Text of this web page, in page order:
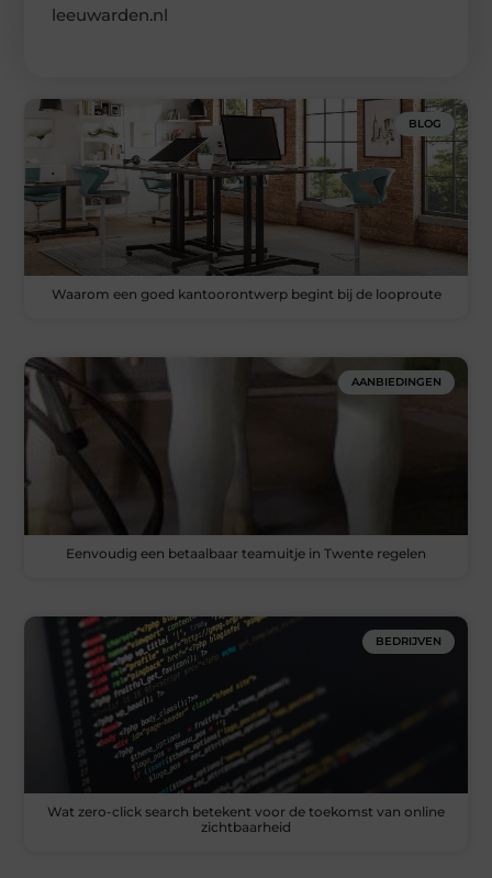
leeuwarden.nl
BLOG
Waarom een goed kantoorontwerp begint bij de looproute
AANBIEDINGEN
Eenvoudig een betaalbaar teamuitje in Twente regelen
BEDRIJVEN
Wat zero-click search betekent voor de toekomst van online
zichtbaarheid